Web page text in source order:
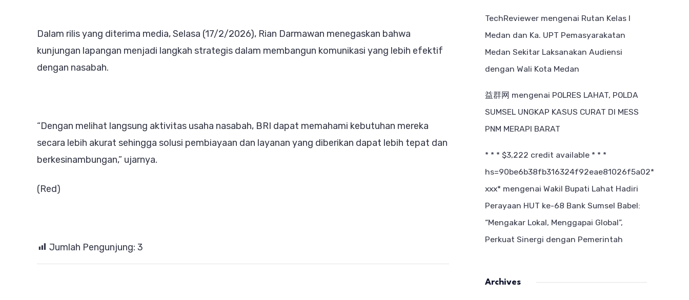
Dalam rilis yang diterima media, Selasa (17/2/2026), Rian Darmawan menegaskan bahwa
kunjungan lapangan menjadi langkah strategis dalam membangun komunikasi yang lebih efektif
dengan nasabah.
“Dengan melihat langsung aktivitas usaha nasabah, BRI dapat memahami kebutuhan mereka
secara lebih akurat sehingga solusi pembiayaan dan layanan yang diberikan dapat lebih tepat dan
berkesinambungan,” ujarnya.
(Red)
Jumlah Pengunjung: 3
TechReviewer mengenai Rutan Kelas I
Medan dan Ka. UPT Pemasyarakatan
Medan Sekitar Laksanakan Audiensi
dengan Wali Kota Medan
益群网 mengenai POLRES LAHAT, POLDA
SUMSEL UNGKAP KASUS CURAT DI MESS
PNM MERAPI BARAT
* * * $3,222 credit available * * *
hs=90be6b38fb316324f92eae81026f5a02*
ххх* mengenai Wakil Bupati Lahat Hadiri
Perayaan HUT ke-68 Bank Sumsel Babel:
“Mengakar Lokal, Menggapai Global”,
Perkuat Sinergi dengan Pemerintah
Archives